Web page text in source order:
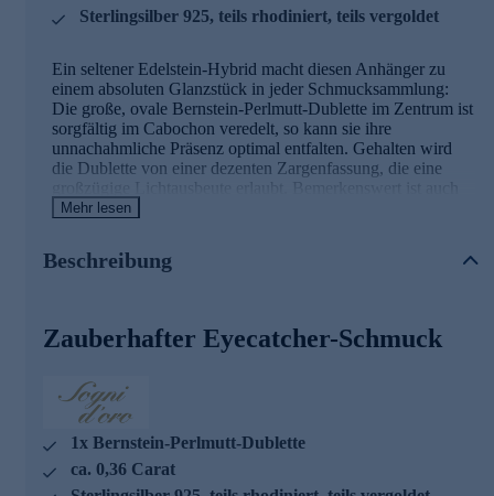
Sterlingsilber 925, teils rhodiniert, teils vergoldet
Ein seltener Edelstein-Hybrid macht diesen Anhänger zu
einem absoluten Glanzstück in jeder Schmucksammlung:
Die große, ovale Bernstein-Perlmutt-Dublette im Zentrum ist
sorgfältig im Cabochon veredelt, so kann sie ihre
unnachahmliche Präsenz optimal entfalten. Gehalten wird
die Dublette von einer dezenten Zargenfassung, die eine
großzügige Lichtausbeute erlaubt. Bemerkenswert ist auch
das moderne Anhängerdesign aus bestem Sterlingsilber 925
Auflage kommt mit einem Silbermaster-Zertifikat zu Ihnen.
Hinweis: Die abgebildete Kette ist nicht im Lieferumfang
finden Sie im Kettensortiment von HSE.
Ihr Vorteil: Schmuck in geprüfter Top-
Qualität
Mehr lesen
Beschreibung
Zauberhafter Eyecatcher-Schmuck
1x Bernstein-Perlmutt-Dublette
ca. 0,36 Carat